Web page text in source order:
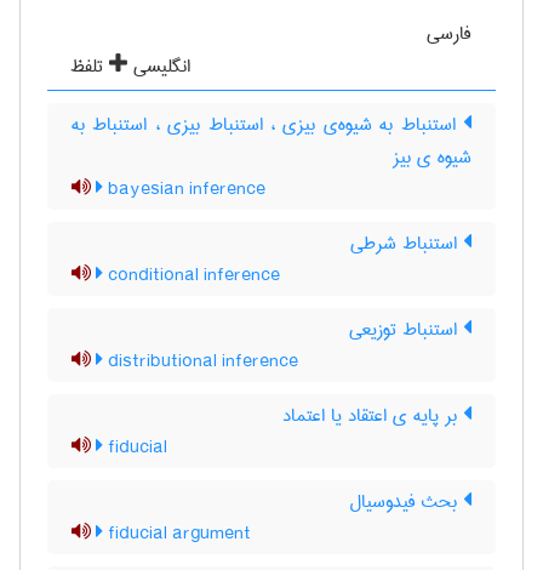
فارسی
انگلیسی
تلفظ
استنباط به شیوه‌ی بیزی ، استنباط بیزی ، استنباط به
شیوه ی بیز
bayesian inference
استنباط شرطی
conditional inference
استنباط توزیعی
distributional inference
بر پایه ی اعتقاد یا اعتماد
fiducial
بحث فیدوسیال
fiducial argument